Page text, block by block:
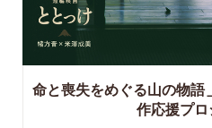
命と喪失をめぐる山の物語＿
作応援プロ